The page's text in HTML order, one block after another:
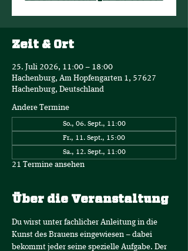
Zeit & Ort
25. Juli 2026, 11:00 – 18:00
Hachenburg, Am Hopfengarten 1, 57627
Hachenburg, Deutschland
Andere Termine
So., 06. Sept., 11:00
Fr., 11. Sept., 15:00
Sa., 12. Sept., 11:00
21 Termine ansehen
Über die Veranstaltung
Du wirst unter fachlicher Anleitung in die
Kunst des Brauens eingewiesen – dabei
bekommt jeder seine spezielle Aufgabe. Der